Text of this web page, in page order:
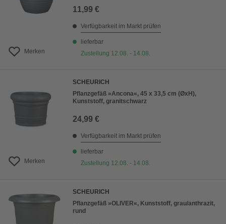
Merken
11,99 €
Verfügbarkeit im Markt prüfen
lieferbar
Zustellung 12.08. - 14.08.
Merken
SCHEURICH
Pflanzgefäß »Ancona«, 45 x 33,5 cm (ØxH),
Kunststoff, granitschwarz
24,99 €
Verfügbarkeit im Markt prüfen
lieferbar
Zustellung 12.08. - 14.08.
SCHEURICH
Pflanzgefäß »OLIVER«, Kunststoff, grau/anthrazit,
rund